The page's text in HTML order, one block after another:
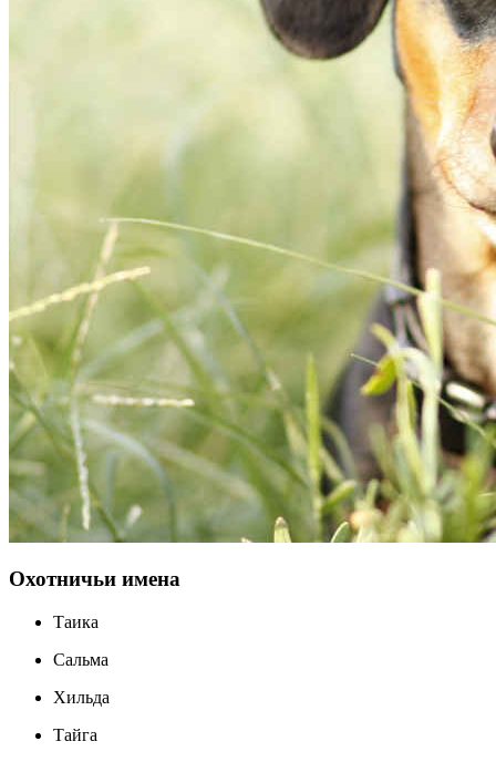
Охотничьи имена
Таика
Сальма
Хильда
Тайга